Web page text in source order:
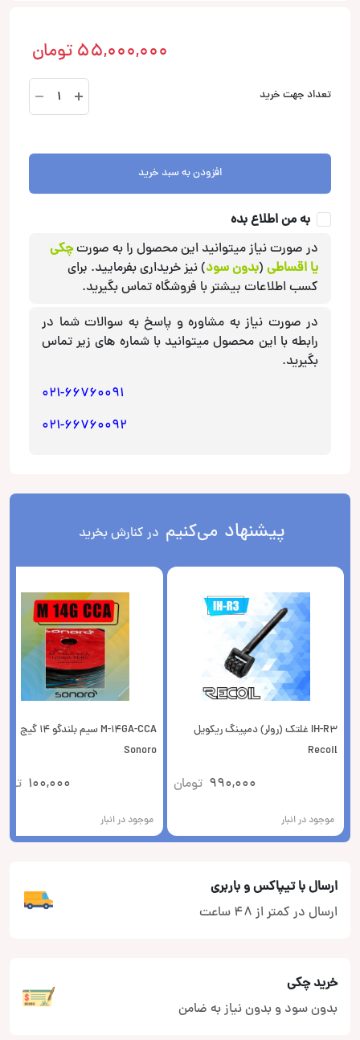
55,000,000 تومان
تعداد جهت خرید
X165
EVO2
افزودن به سبد خرید
به من اطلاع بده
در صورت نیاز میتوانید این محصول را به صورتچکی
یا اقساطی (بدون سود) نیز خریداری بفرمایید. برای
کسب اطلاعات بیشتر با فروشگاه تماس بگیرید.
در صورت نیاز به مشاوره و پاسخ به سوالات شما در
رابطه با این محصول میتوانید با شماره های زیر تماس
بگیرید.
021-66760091
021-66760092
پیشنهاد می‌کنیم در کنارش بخرید
IH-R3 غلتک (رولر) دمپینگ ریکویل
Recoil
990,000 تومان
موجود در انبار
M-14GA-CCA سیم بلندگو 14 گیج
Sonoro
100,000
موجود در انبار
ارسال با تیپاکس و باربری
ارسال در کمتر از 48 ساعت
خرید چکی
بدون سود و بدون نیاز به ضامن